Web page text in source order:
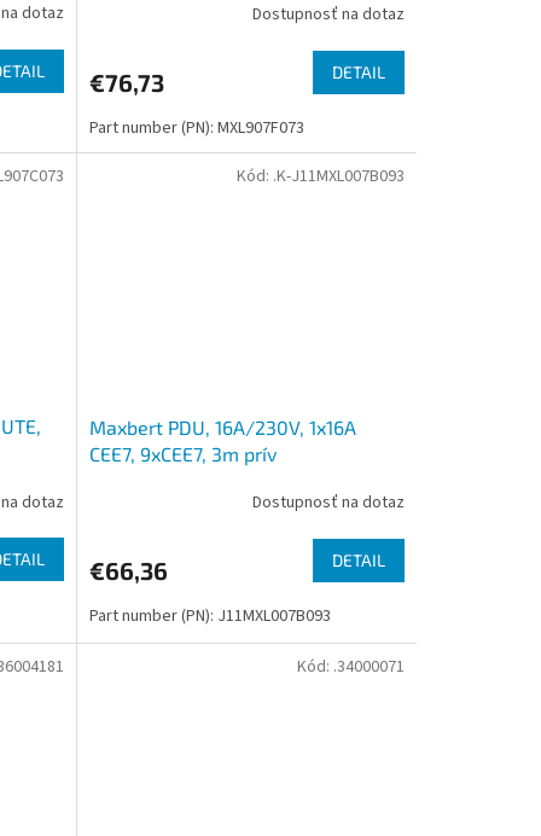
dotaz Dostupnosť na dotaz
€76,73 DETAIL
Part number (PN): MXL907F073
dotaz
Maxbert PDU, 16A/230V, 1x16A
CEE7, 9xCEE7, 3m prív
Dostupnosť na dotaz
€66,36 DETAIL
Part number (PN): J11MXL007B093
Kód: .K-J11MXL007B093
Kód: .34000071